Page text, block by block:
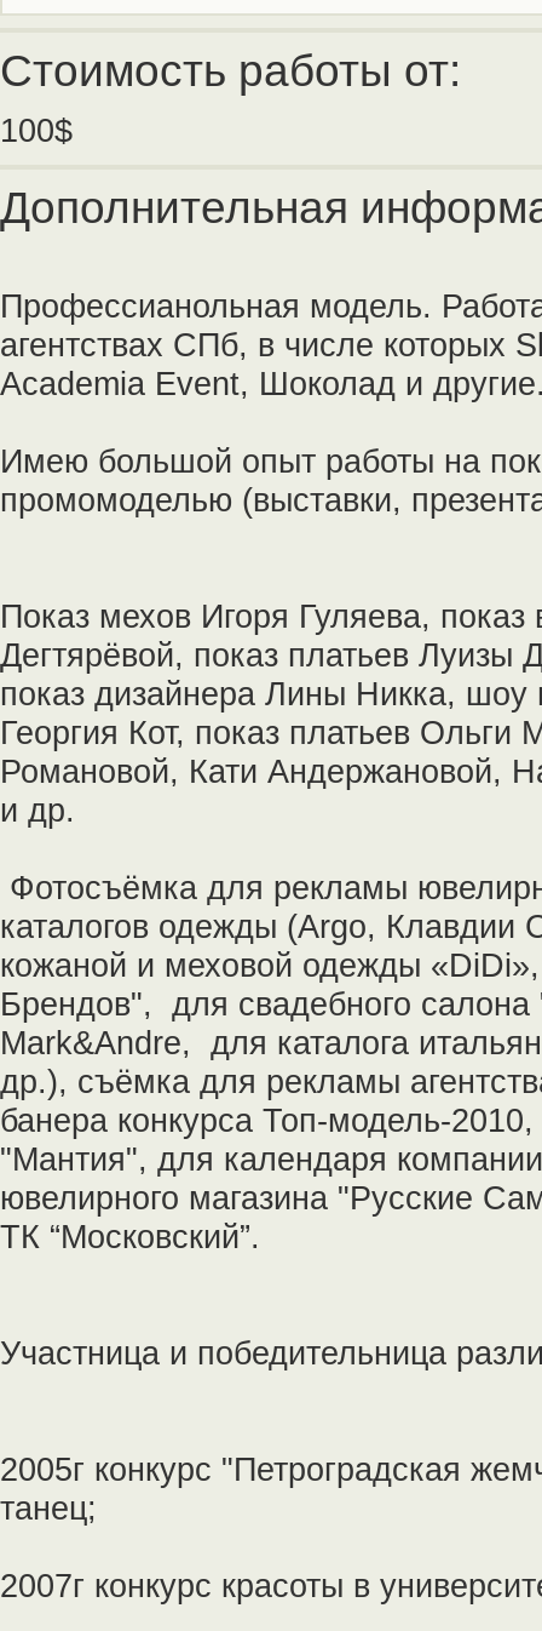
Стоимость работы от:
100$
Дополнительная
Профессианольная модель.
агентствах СПб, в числе которых
Academia Event, Шоколад и
Имею большой опыт работы на
промомоделью (выставки,
Показ мехов Игоря Гуляева,
Дегтярёвой, показ платьев Луизы
показ дизайнера Лины Никка, шоу
Георгия Кот, показ платьев
Романовой, Кати Андержановой,
и др.
Фотосъёмка для рекламы
каталогов одежды (Argo, Клавдии
кожаной и меховой одежды
Брендов", для свадебного салона
Mark&Andre, для каталога
др.), съёмка для рекламы
банера конкурса Топ-модель-
"Мантия", для календаря
ювелирного магазина "Русские
ТК “Московский”.
Участница и победительница
2005г конкурс "Петроградская
танец;
2007г конкурс красоты в